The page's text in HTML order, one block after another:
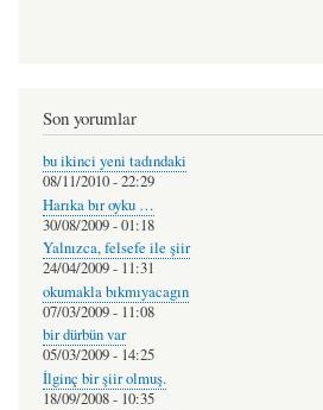
Son yorumlar
bu ikinci yeni tadındaki
08/11/2010 - 22:29
Harıka bır oyku …
30/08/2009 - 01:18
Yalnızca, felsefe ile şiir
24/04/2009 - 11:31
okumakla bıkmıyacagın
07/03/2009 - 11:08
bir dürbün var
05/03/2009 - 14:25
İlginç bir şiir olmuş.
18/09/2008 - 10:35